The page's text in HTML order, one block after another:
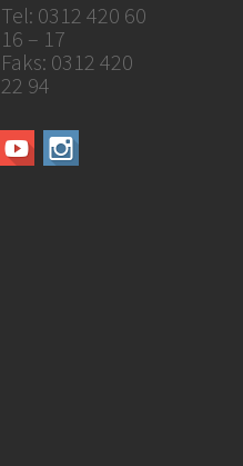
Tel: 0312 420 60
16 – 17
Faks: 0312 420
22 94